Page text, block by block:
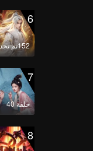
6
152تم تجديد الحلقة
7
حلقة 40
8